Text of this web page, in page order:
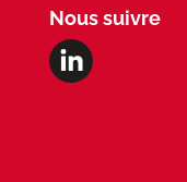
Nous suivre